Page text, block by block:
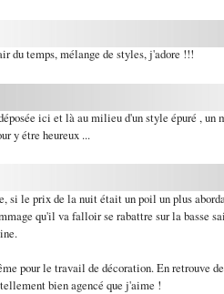
du temps, mélange de styles, j'adore !!!
ici et là au milieu d'un style épuré ,
y étre heureux ...
si le prix de la nuit était un poil un plus
qu'il va falloir se rabattre sur la basse
pour le travail de décoration. En retrouve
bien agencé que j'aime !